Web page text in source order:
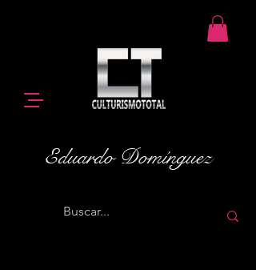
Eduardo Domínguez